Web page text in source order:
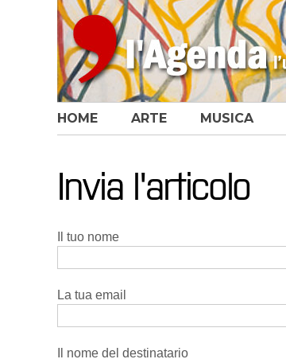
HOME ARTE MUSICA
Invia l'articolo
Il tuo nome
La tua email
Il nome del destinatario